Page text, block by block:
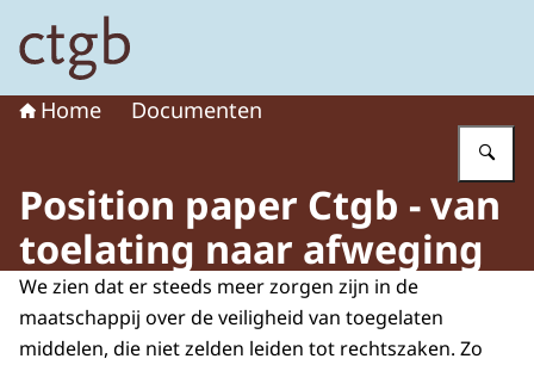
Naar de homepage van College voor de toelating van
Home Documenten
Position paper Ctgb - van
toelating naar afweging
We zien dat er steeds meer zorgen zijn in de
maatschappij over de veiligheid van toegelaten
middelen, die niet zelden leiden tot rechtszaken. Zo